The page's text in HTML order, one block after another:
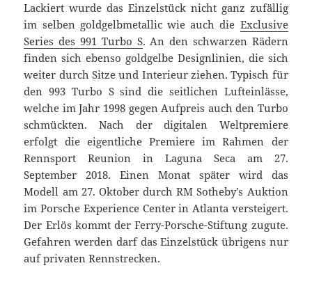
Lackiert wurde das Einzelstück nicht ganz zufällig
im selben goldgelbmetallic wie auch die Exclusive
Series des 991 Turbo S. An den schwarzen Rädern
finden sich ebenso goldgelbe Designlinien, die sich
weiter durch Sitze und Interieur ziehen. Typisch für
den 993 Turbo S sind die seitlichen Lufteinlässe,
welche im Jahr 1998 gegen Aufpreis auch den Turbo
schmückten. Nach der digitalen Weltpremiere
erfolgt die eigentliche Premiere im Rahmen der
Rennsport Reunion in Laguna Seca am 27.
September 2018. Einen Monat später wird das
Modell am 27. Oktober durch RM Sotheby’s Auktion
im Porsche Experience Center in Atlanta versteigert.
Der Erlös kommt der Ferry-Porsche-Stiftung zugute.
Gefahren werden darf das Einzelstück übrigens nur
auf privaten Rennstrecken.